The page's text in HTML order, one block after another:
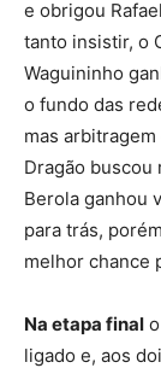
e obrigou
tanto insistir, o
Waguininho
o fundo das
mas
Dragão
Berola ganhou
para trás,
melhor chance
Na etapa final
ligado e, aos